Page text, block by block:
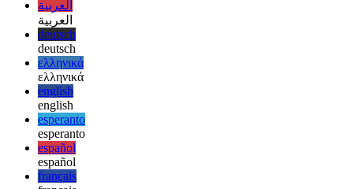
afrikaans
afrikaans
العربية
العربية
deutsch
deutsch
ελληνικά
ελληνικά
english
english
esperanto
esperanto
español